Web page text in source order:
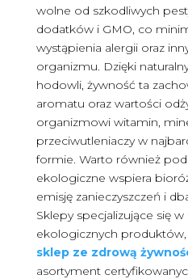
wolne od szkodliwych
dodatków i GMO, co
wystąpienia alergii oraz
organizmu. Dzięki
hodowli, żywność ta
aromatu oraz wartości
organizmowi witamin,
przeciwutleniaczy w
formie. Warto również
ekologiczne wspiera
emisję zanieczyszczeń i
Sklepy specjalizujące się w
ekologicznych produktów,
sklep ze zdrową
asortyment